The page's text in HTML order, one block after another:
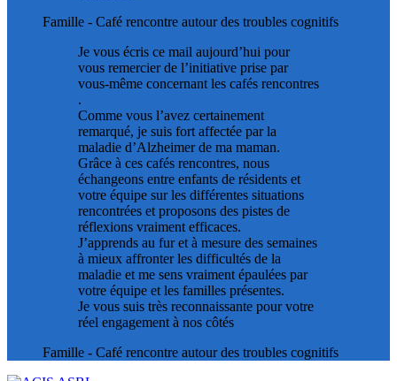
Famille - Café rencontre autour des troubles cognitifs
Je vous écris ce mail aujourd’hui pour
vous remercier de l’initiative prise par
vous-même concernant les cafés rencontres
.
Comme vous l’avez certainement
remarqué, je suis fort affectée par la
maladie d’Alzheimer de ma maman.
Grâce à ces cafés rencontres, nous
échangeons entre enfants de résidents et
votre équipe sur les différentes situations
rencontrées et proposons des pistes de
réflexions vraiment efficaces.
J’apprends au fur et à mesure des semaines
à mieux affronter les difficultés de la
maladie et me sens vraiment épaulées par
votre équipe et les familles présentes.
Je vous suis très reconnaissante pour votre
réel engagement à nos côtés
Famille - Café rencontre autour des troubles cognitifs